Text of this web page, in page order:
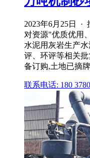
2023年6月25日 ·
对资源"优质优用
水泥用灰岩生产
评、环评等相关
备订购,土地已摘
联系电话: 180